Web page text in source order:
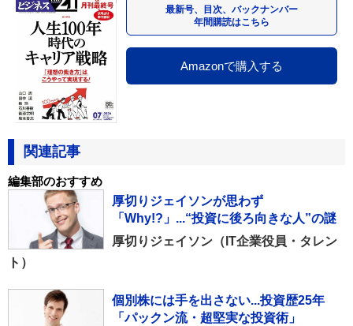
最新号、目次、バックナンバー
年間購読はこちら
Amazonで購入する
関連記事
編集部のおすすめ
厚切りジェイソンが思わず
「Why!?」...“投資に後ろ向きな人”の謎
厚切りジェイソン（IT企業役員・タレン
ト）
個別株には手を出さない...投資歴25年
「パックン流・超堅実な投資術」